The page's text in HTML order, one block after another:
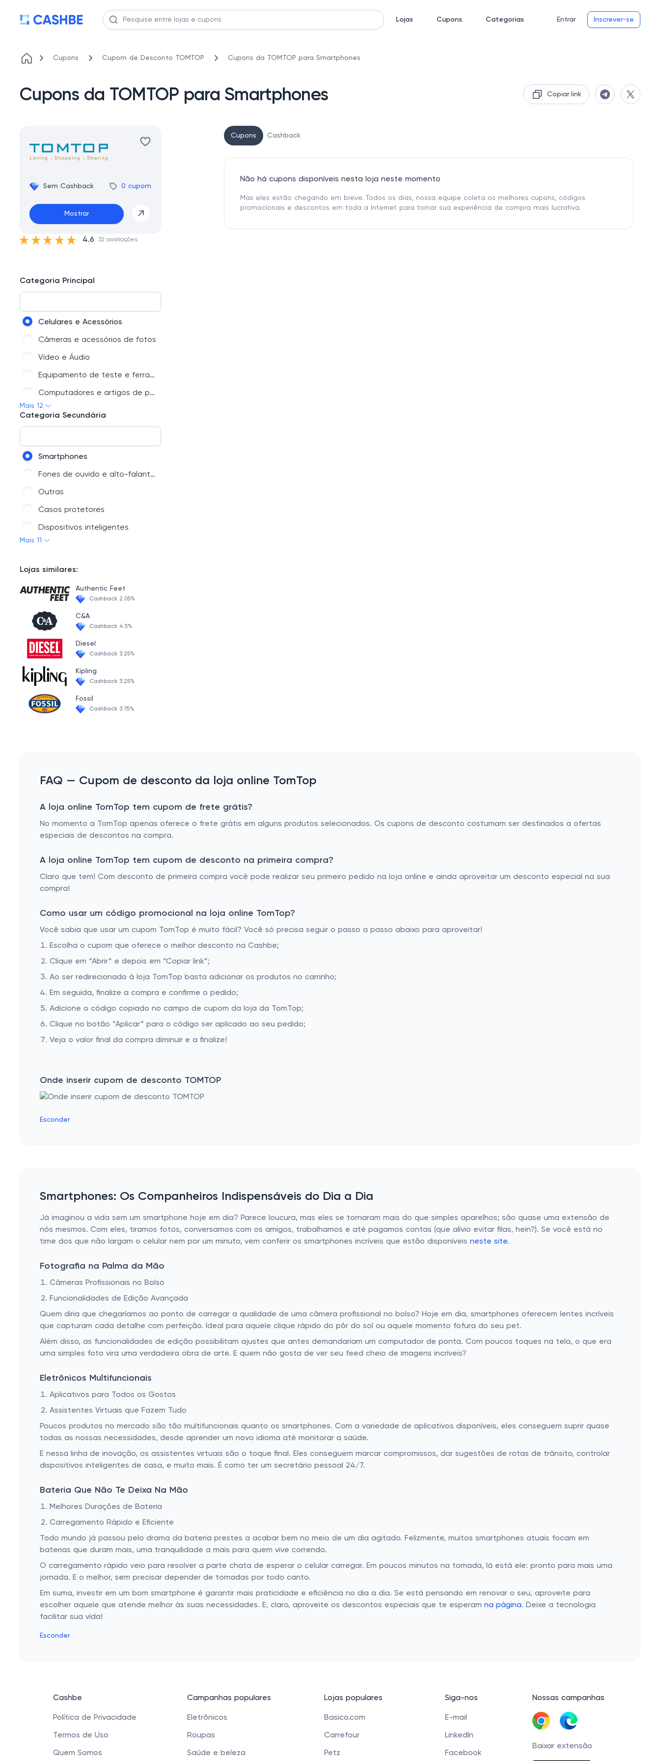
Lojas Cupons Categorias Entrar Inscrever-se
Cupons Cupom de Desconto TOMTOP Cupons da TOMTOP para Smartphones
Cupons da TOMTOP para Smartphones Copiar link
Sem Cashback 0 cupom
Mostrar
4.6 32 avaliações
Categoria Principal
Celulares e Acessórios
Câmeras e acessórios de fotos
Vídeo e Áudio
Equipamento de teste e ferramentas
Computadores e artigos de papelaria
Brinquedos e Hobbies
Casa e Jardim
Saúde & Beleza
Mais 12
Categoria Secundária
Smartphones
Fones de ouvido e alto-falantes
Outras
Casos protetores
Dispositivos inteligentes
Filme de capa
Cabos e carregadores
Mais 11
Lojas similares:
Authentic Feet
Cashback 2.05%
C&A
Cashback 4.5%
Diesel
Cashback 3.25%
Kipling
Cashback 3.25%
Fossil
Cashback 3.75%
Cupons Cashback
Não há cupons disponíveis nesta loja neste momento
Mas eles estão chegando em breve. Todos os dias, nossa equipe coleta os melhores cupons, códigos
promocionais e descontos em toda a Internet para tornar sua experiência de compra mais lucrativa.
FAQ — Cupom de desconto da loja online TomTop
A loja online TomTop tem cupom de frete grátis?
No momento a TomTop apenas oferece o frete grátis em alguns produtos selecionados. Os cupons de desconto costumam ser destinados a ofertas
especiais de descontos na compra.
A loja online TomTop tem cupom de desconto na primeira compra?
Claro que tem! Com desconto de primeira compra você pode realizar seu primeiro pedido na loja online e ainda aproveitar um desconto especial na sua
compra!
Como usar um código promocional na loja online TomTop?
Você sabia que usar um cupom TomTop é muito fácil? Você só precisa seguir o passo a passo abaixo para aproveitar!
Escolha o cupom que oferece o melhor desconto na Cashbe;
Clique em “Abrir” e depois em “Copiar link”;
Ao ser redirecionado à loja TomTop basta adicionar os produtos no carrinho;
Em seguida, finalize a compra e confirme o pedido;
Adicione o código copiado no campo de cupom da loja da TomTop;
Clique no botão “Aplicar” para o código ser aplicado ao seu pedido;
Veja o valor final da compra diminuir e a finalize!
Onde inserir cupom de desconto TOMTOP
Esconder
Smartphones: Os Companheiros Indispensáveis do Dia a Dia
Já imaginou a vida sem um smartphone hoje em dia? Parece loucura, mas eles se tornaram mais do que simples aparelhos; são quase uma extensão de
nós mesmos. Com eles, tiramos fotos, conversamos com os amigos, trabalhamos e até pagamos contas (que alívio evitar filas, hein?). Se você está no
time dos que não largam o celular nem por um minuto, vem conferir os smartphones incríveis que estão disponíveis neste site.
Fotografia na Palma da Mão
Câmeras Profissionais no Bolso
Funcionalidades de Edição Avançada
Quem diria que chegaríamos ao ponto de carregar a qualidade de uma câmera profissional no bolso? Hoje em dia, smartphones oferecem lentes incríveis
que capturam cada detalhe com perfeição. Ideal para aquele clique rápido do pôr do sol ou aquele momento fofura do seu pet.
Além disso, as funcionalidades de edição possibilitam ajustes que antes demandariam um computador de ponta. Com poucos toques na tela, o que era
uma simples foto vira uma verdadeira obra de arte. E quem não gosta de ver seu feed cheio de imagens incríveis?
Eletrônicos Multifuncionais
Aplicativos para Todos os Gostos
Assistentes Virtuais que Fazem Tudo
Poucos produtos no mercado são tão multifuncionais quanto os smartphones. Com a variedade de aplicativos disponíveis, eles conseguem suprir quase
todas as nossas necessidades, desde aprender um novo idioma até monitorar a saúde.
E nessa linha de inovação, os assistentes virtuais são o toque final. Eles conseguem marcar compromissos, dar sugestões de rotas de trânsito, controlar
dispositivos inteligentes de casa, e muito mais. É como ter um secretário pessoal 24/7.
Bateria Que Não Te Deixa Na Mão
Melhores Durações de Bateria
Carregamento Rápido e Eficiente
Todo mundo já passou pelo drama da bateria prestes a acabar bem no meio de um dia agitado. Felizmente, muitos smartphones atuais focam em
baterias que duram mais, uma tranquilidade a mais para quem vive correndo.
O carregamento rápido veio para resolver a parte chata de esperar o celular carregar. Em poucos minutos na tomada, lá está ele: pronto para mais uma
jornada. E o melhor, sem precisar depender de tomadas por todo canto.
Em suma, investir em um bom smartphone é garantir mais praticidade e eficiência no dia a dia. Se está pensando em renovar o seu, aproveite para
escolher aquele que atende melhor às suas necessidades. E, claro, aproveite os descontos especiais que te esperam na página. Deixe a tecnologia
facilitar sua vida!
Esconder
Cashbe
Política de Privacidade
Termos de Uso
Quem Somos
Campanhas populares
Eletrônicos
Roupas
Saúde e beleza
Lojas populares
Basico.com
Carrefour
Petz
Siga-nos
E-mail
LinkedIn
Facebook
Nossas campanhas
Baixar extensão